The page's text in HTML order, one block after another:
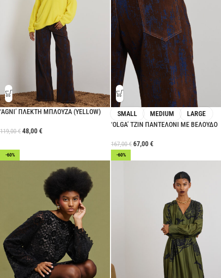
‘AGNI’ ΠΛΕΚΤΗ ΜΠΛΟΥΖΑ (YELLOW)
119,00€ 48,00€
SMALL MEDIUM
LARGE
‘OLGA’ ΤΖΙΝ ΠΑΝΤΕΛOΝΙ ΜΕ ΒΕΛΟΥΔΟ
167,00€ 67,00€
-60% -60%